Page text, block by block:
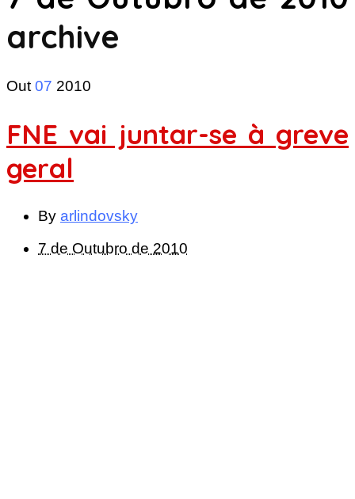
archive
Out 07 2010
FNE vai juntar-se à greve
geral
By arlindovsky
7 de Outubro de 2010